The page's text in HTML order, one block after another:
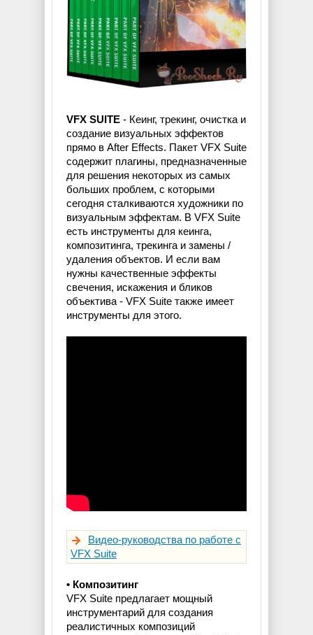
VFX SUITE - Кеинг, трекинг, очистка и
создание визуальных эффектов
прямо в After Effects. Пакет VFX Suite
содержит плагины, предназначенные
для решения некоторых из самых
больших проблем, с которыми
сегодня сталкиваются художники по
визуальным эффектам. В VFX Suite
есть инструменты для кеинга,
композитинга, трекинга и замены /
удаления объектов. И если вам
нужны качественные эффекты
свечения, искажения и бликов
объектива - VFX Suite также имеет
инструменты для этого.
Видео-руководства по работе с
VFX Suite
• Композитинг
VFX Suite предлагает мощный
инструментарий для создания
реалистичных композиций